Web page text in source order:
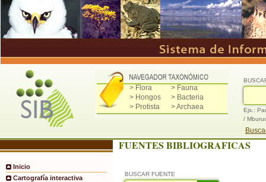
> Flora
> Fauna
> Hongos
> Bacteria
> Protista
> Archaea
Ejs.:
/
Inicio
Cartografía interactiva
FUENTES BIBLIOGRAFICAS
BUSCAR FUENTE